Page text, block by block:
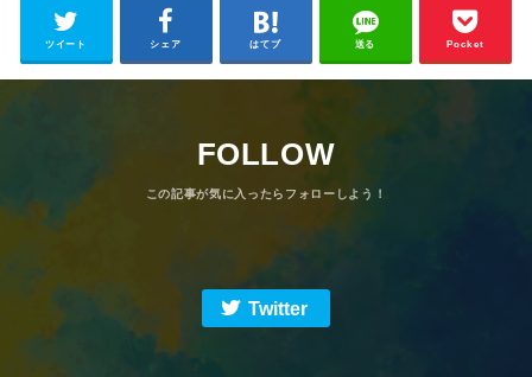
ツイート シェア はてブ 送る Pocket
FOLLOW
Twitter